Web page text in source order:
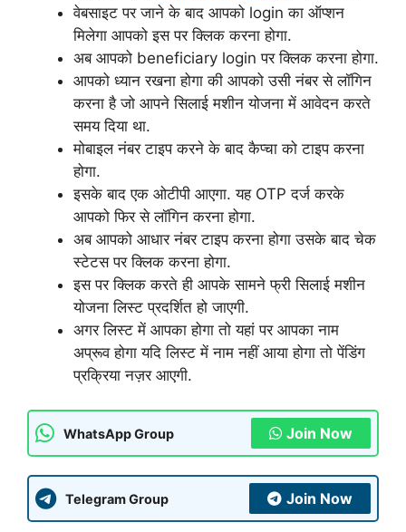
वेबसाइट पर जाने के बाद आपको login का ऑप्शन
मिलेगा आपको इस पर क्लिक करना होगा.
अब आपको beneficiary login पर क्लिक करना होगा.
आपको ध्यान रखना होगा की आपको उसी नंबर से लॉगिन
करना है जो आपने सिलाई मशीन योजना में आवेदन करते
समय दिया था.
मोबाइल नंबर टाइप करने के बाद कैप्चा को टाइप करना
होगा.
इसके बाद एक ओटीपी आएगा. यह OTP दर्ज करके
आपको फिर से लॉगिन करना होगा.
अब आपको आधार नंबर टाइप करना होगा उसके बाद चेक
स्टेटस पर क्लिक करना होगा.
इस पर क्लिक करते ही आपके सामने फ्री सिलाई मशीन
योजना लिस्ट प्रदर्शित हो जाएगी.
अगर लिस्ट में आपका होगा तो यहां पर आपका नाम
अप्रूव होगा यदि लिस्ट में नाम नहीं आया होगा तो पेंडिंग
प्रक्रिया नज़र आएगी.
WhatsApp Group Join Now
Telegram Group Join Now